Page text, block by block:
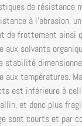
de résistance
à l’abrasion,
de frottement ainsi
aux solvants
stabilité
aux températures.
est inférieure à
et donc plus
sont courts et par